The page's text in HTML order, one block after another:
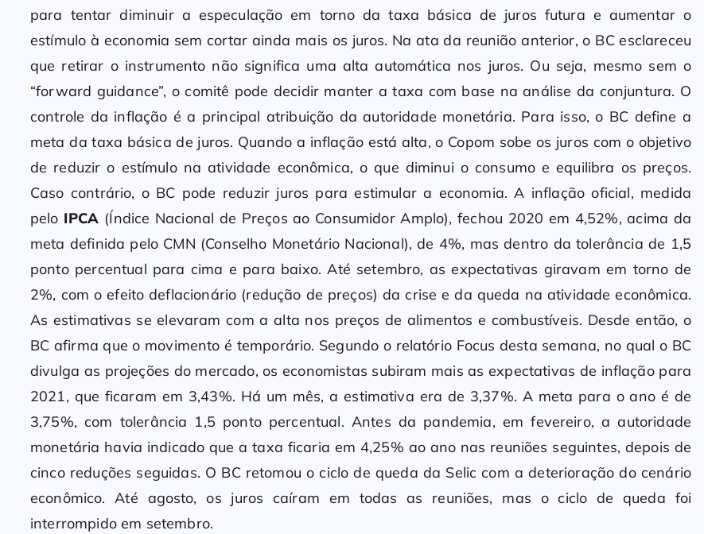
para tentar diminuir a especulação em torno da taxa básica de juros futura e aumentar o
estímulo à economia sem cortar ainda mais os juros. Na ata da reunião anterior, o BC esclareceu
que retirar o instrumento não significa uma alta automática nos juros. Ou seja, mesmo sem o
“forward guidance”, o comitê pode decidir manter a taxa com base na análise da conjuntura. O
controle da inflação é a principal atribuição da autoridade monetária. Para isso, o BC define a
meta da taxa básica de juros. Quando a inflação está alta, o Copom sobe os juros com o objetivo
de reduzir o estímulo na atividade econômica, o que diminui o consumo e equilibra os preços.
Caso contrário, o BC pode reduzir juros para estimular a economia. A inflação oficial, medida
pelo IPCA (Índice Nacional de Preços ao Consumidor Amplo), fechou 2020 em 4,52%, acima da
meta definida pelo CMN (Conselho Monetário Nacional), de 4%, mas dentro da tolerância de 1,5
ponto percentual para cima e para baixo. Até setembro, as expectativas giravam em torno de
2%, com o efeito deflacionário (redução de preços) da crise e da queda na atividade econômica.
As estimativas se elevaram com a alta nos preços de alimentos e combustíveis. Desde então, o
BC afirma que o movimento é temporário. Segundo o relatório Focus desta semana, no qual o BC
divulga as projeções do mercado, os economistas subiram mais as expectativas de inflação para
2021, que ficaram em 3,43%. Há um mês, a estimativa era de 3,37%. A meta para o ano é de
3,75%, com tolerância 1,5 ponto percentual. Antes da pandemia, em fevereiro, a autoridade
monetária havia indicado que a taxa ficaria em 4,25% ao ano nas reuniões seguintes, depois de
cinco reduções seguidas. O BC retomou o ciclo de queda da Selic com a deterioração do cenário
econômico. Até agosto, os juros caíram em todas as reuniões, mas o ciclo de queda foi
interrompido em setembro.